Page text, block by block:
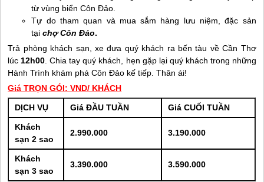
từ vùng biểnCôn Đảo
Tự do tham quan và mua sắm hàng lưu niệm, đặc sản
tạichợCôn Đảo.
Trả phòng khách sạn, xe đưa quý khách ra bến tàu về Cần Thơ
lúc 12h00 . Chia tay quý khách, hẹn gặp lại quý khách trong những
Hành Trình khám pháCôn Đảo kế tiếp. Thân ái!
Giá TRỌN GÓI: VND/ KHÁCH
DỊCH VỤ Giá ĐẦU TUẦN Giá CUỐI TUẦN
Khách
sạn 2 sao
2.990.000 3.190.000
Khách
sạn 3 sao
3.390.000 3.590.000